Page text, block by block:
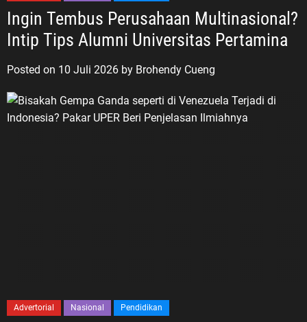
Ingin Tembus Perusahaan Multinasional?
Intip Tips Alumni Universitas Pertamina
Posted on 10 Juli 2026 by Brohendy Cueng
Advertorial Nasional Pendidikan